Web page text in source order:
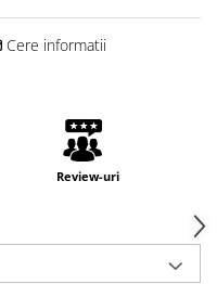
Cere informatii
Review-uri